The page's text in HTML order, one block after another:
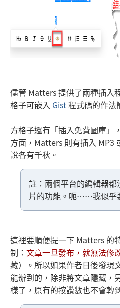
儘管 Matters 提供了兩種插入
格子可嵌入 Gist程式碼的作法
方格子還有「插入免費圖庫」
方面，Matters 則有插入 MP3
說各有千秋。
註：兩個平台的編輯器
片的功能。呃……我似乎
這裡要順便提一下 Matters 的
制： 文章一旦發布，就無法修
藏）。所以如果作者日後發現
能辦到的，除非將文章隱藏，
樣了，原有的按讚數也不會轉